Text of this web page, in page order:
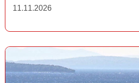
11.11.2026